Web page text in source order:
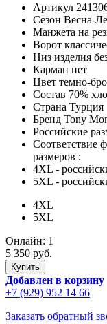
Артикул
Сезон Весна-
Манжета на
Ворот
Низ изделия
Карман нет
Цвет темно-
Состав 70%
Страна Турция
Бренд Tony
Российские
Соответствие
размеров :
4XL -
5XL -
4XL
5XL
Онлайн: 1
5 350 руб.
Добавлен в корзину
+7 (929) 952 14 66
Заказать обратный